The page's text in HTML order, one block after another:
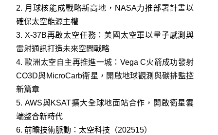
2. 月球核能成戰略新高地，NASA力推部署計畫以
確保太空能源主權
3. X-37B再啟太空任務：美國太空軍以量子感測與
雷射通訊打造未來空間戰略
4. 歐洲太空自主再推進一城：Vega C火箭成功發射
CO3D與MicroCarb衛星，開啟地球觀測與碳排監控
新篇章
5. AWS與KSAT擴大全球地面站合作，開啟衛星雲
端整合新時代
6. 前瞻技術脈動：太空科技（202515）